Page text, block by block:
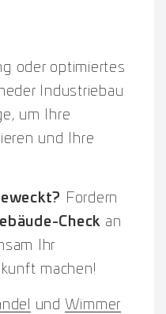
oder optimiertes
Industriebau
um Ihre
und Ihre
Fordern
Check an
Ihr
machen!
und Wimmer